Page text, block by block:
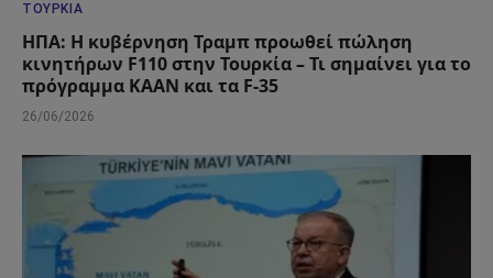
ΤΟΥΡΚΊΑ
ΗΠΑ: Η κυβέρνηση Τραμπ προωθεί πώληση
κινητήρων F110 στην Τουρκία – Τι σημαίνει για το
πρόγραμμα KAAN και τα F-35
26/06/2026